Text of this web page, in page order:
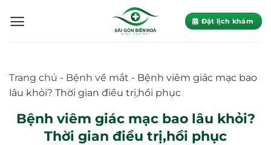
Đặt lịch khám
Trang chủ - Bệnh về mắt - Bệnh viêm giác mạc bao
lâu khỏi? Thời gian điều trị,hồi phục
Bệnh viêm giác mạc bao lâu khỏi?
Thời gian điều trị,hồi phục